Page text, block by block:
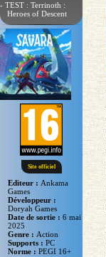
- TEST : Terrinoth :
Heroes of Descent
Site officiel
Editeur : Ankama
Games
Développeur :
Doryah Games
Date de sortie :6 mai
2025
Genre : Action
Supports :PC
Norme :PEGI 16+